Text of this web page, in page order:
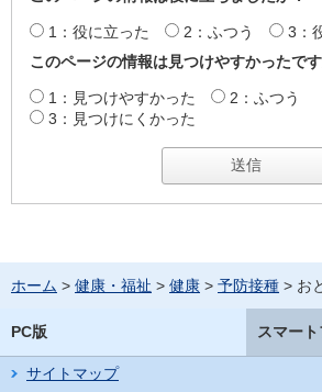
1：役に立った 2：ふつう
3：
このページの情報は見つけやすかったで
1：見つけやすかった
2：ふつう
3：見つけにくかった
ホーム > 健康・福祉 > 健康 > 予防接種 > お
PC版 スマー
サイトマップ